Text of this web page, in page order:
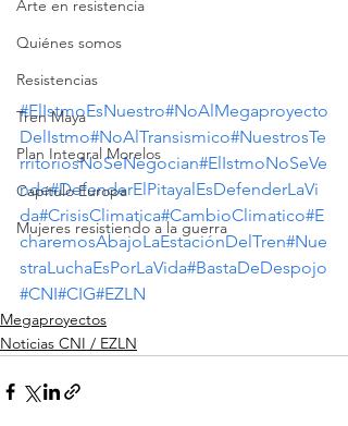
Arte en resistencia
Quiénes somos
Resistencias
Tren Maya
Plan Integral Morelos
Capítulo Europa
Mujeres resistiendo a la guerra
#ElIstmoEsNuestro#NoAlMegaproyecto
DelIstmo#NoAlTransismico#NuestrosTe
rritoriosNoSeNegocian#ElIstmoNoSeVe
nde#DefenderElPitayalEsDefenderLaVi
da#CrisisClimatica#CambioClimatico#E
charemosAbajoLaEstaciónDelTren#Nue
straLuchaEsPorLaVida#BastaDeDespojo
#CNI#CIG#EZLN
Megaproyectos
Noticias CNI / EZLN